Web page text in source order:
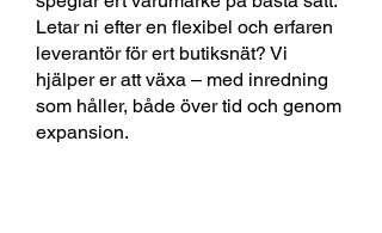
Letar ni efter en flexibel och erfaren
leverantör för ert butiksnät? Vi
hjälper er att växa – med inredning
som håller, både över tid och genom
expansion.